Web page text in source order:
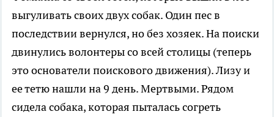
выгуливать своих двух собак. Один пес в
последствии вернулся, но без хозяек. На поиски
двинулись волонтеры со всей столицы (теперь
это основатели поискового движения). Лизу и
ее тетю нашли на 9 день. Мертвыми. Рядом
сидела собака, которая пыталась согреть